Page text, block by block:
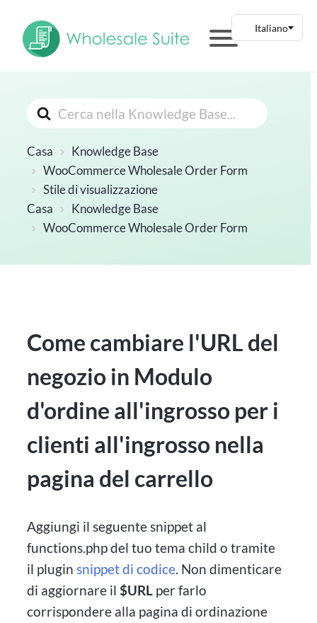
Cerca
Casa
Knowledge Base
WooCommerce Wholesale Order Form
Stile di visualizzazione
Casa
Knowledge Base
WooCommerce Wholesale Order Form
Come cambiare l'URL del
negozio in Modulo
d'ordine all'ingrosso per i
clienti all'ingrosso nella
pagina del carrello
Aggiungi il seguente snippet al
functions.php del tuo tema child o tramite
il pluginsnippet di codice. Non dimenticare
di aggiornare il$URL per farlo
corrispondere alla pagina di ordinazione